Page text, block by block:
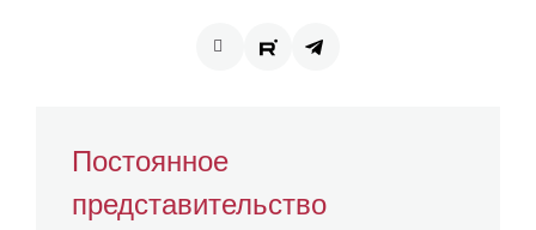
Постоянное
представительство